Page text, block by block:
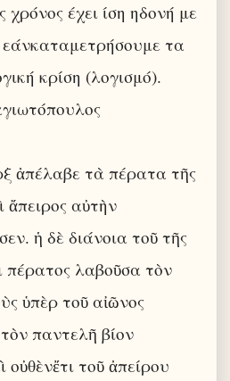
έχει ίση ηδονή με
τα
κρίση (λογισμό).
ἀπέλαβε τὰ πέρατα τῆς
ἄπειρος αὐτὴν
ἡ δὲ διάνοια τοῦ τῆς
πέρατος λαβοῦσα τὸν
ὑπὲρ τοῦ αἰῶνος
παντελῆ βίον
τοῦ ἀπείρου